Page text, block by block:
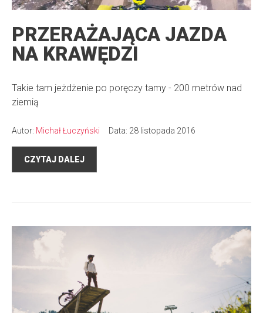
PRZERAŻAJĄCA JAZDA
NA KRAWĘDZI
Takie tam jeżdżenie po poręczy tamy - 200 metrów nad
ziemią
Autor: Michał Łuczyński Data: 28 listopada 2016
CZYTAJ DALEJ